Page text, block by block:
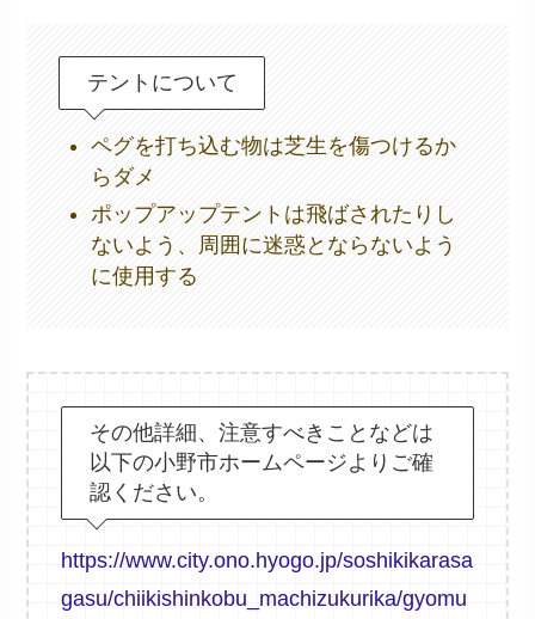
テントについて
ペグを打ち込む物は芝生を傷つけるか
らダメ
ポップアップテントは飛ばされたりし
ないよう、周囲に迷惑とならないよう
に使用する
その他詳細、注意すべきことなどは
以下の小野市ホームページよりご確
認ください。
https://www.city.ono.hyogo.jp/soshikikarasa
gasu/chiikishinkobu_machizukurika/gyomu